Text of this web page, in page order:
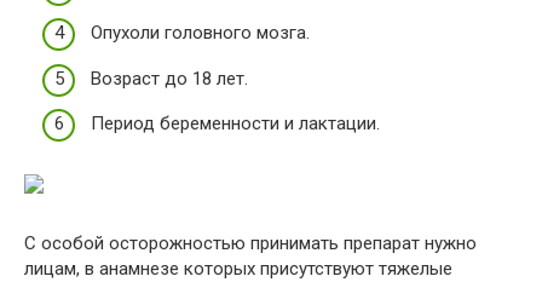
Опухоли головного мозга.
Возраст до 18 лет.
Период беременности и лактации.
С особой осторожностью принимать препарат нужно
лицам, в анамнезе которых присутствуют тяжелые